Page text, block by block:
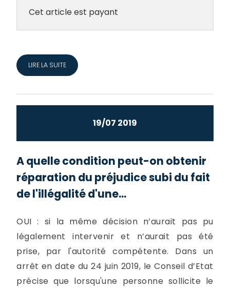
Cet article est payant
LIRE LA SUITE
19/07 2019
A quelle condition peut-on obtenir
réparation du préjudice subi du fait
de l'illégalité d'une...
OUI : si la même décision n’aurait pas pu
légalement intervenir et n’aurait pas été
prise, par l'autorité compétente. Dans un
arrêt en date du 24 juin 2019, le Conseil d’Etat
précise que lorsqu'une personne sollicite le